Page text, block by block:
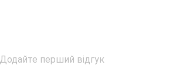
Додайте перший відгук